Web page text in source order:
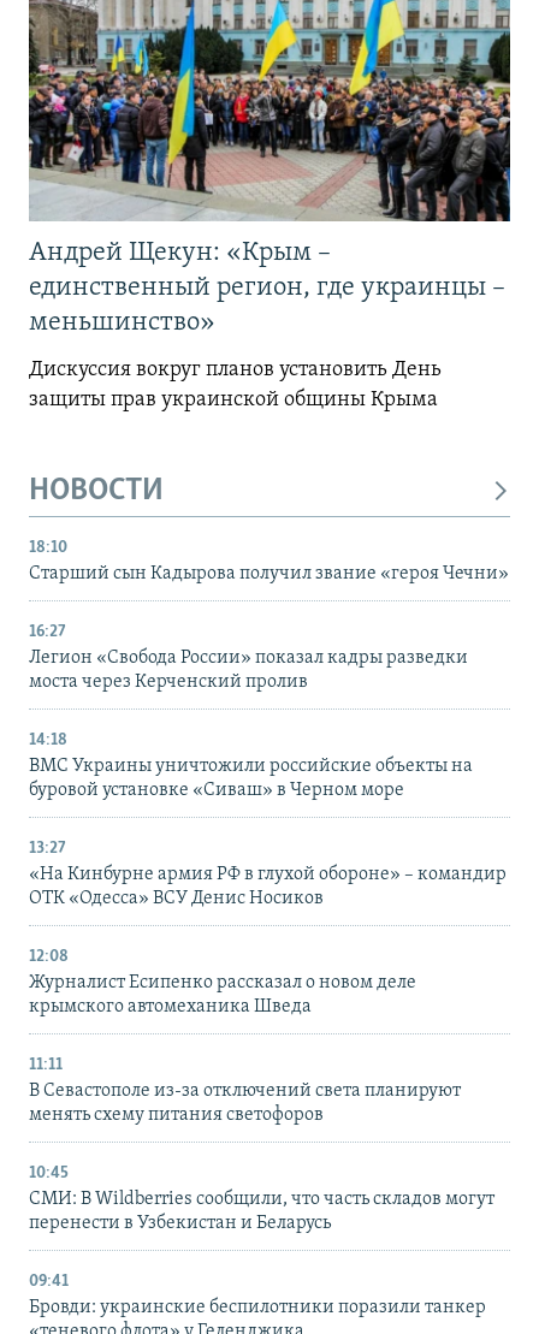
Андрей Щекун: «Крым –
единственный регион, где украинцы –
меньшинство»
Дискуссия вокруг планов установить День
защиты прав украинской общины Крыма
НОВОСТИ
18:10
Старший сын Кадырова получил звание «героя Чечни»
16:27
Легион «Свобода России» показал кадры разведки
моста через Керченский пролив
14:18
ВМС Украины уничтожили российские объекты на
буровой установке «Сиваш» в Черном море
13:27
«На Кинбурне армия РФ в глухой обороне» – командир
ОТК «Одесса» ВСУ Денис Носиков
12:08
Журналист Есипенко рассказал о новом деле
крымского автомеханика Шведа
11:11
В Севастополе из-за отключений света планируют
менять схему питания светофоров
10:45
СМИ: В Wildberries сообщили, что часть складов могут
перенести в Узбекистан и Беларусь
09:41
Бровди: украинские беспилотники поразили танкер